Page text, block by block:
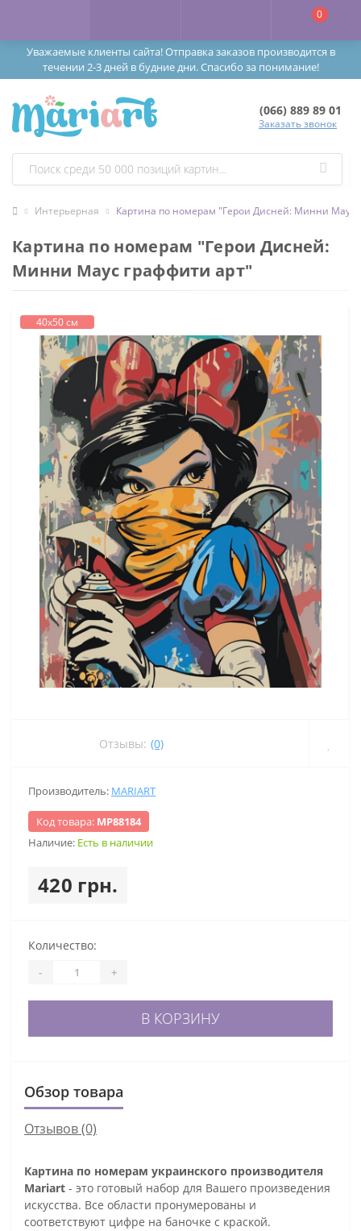
Уважаемые клиенты сайта! Отправка заказов производится в
течении 2-3 дней в будние дни. Спасибо за понимание!
0
(066) 889 89 01
Заказать звонок
Интерьерная Картина по номерам "Герои Дисней: Минни Маус
Картина по номерам "Герои Дисней:
Минни Маус граффити арт"
40х50 см
Отзывы: (0)
Производитель: MARIART
Код товара: МР88184
Наличие: Есть в наличии
420 грн.
Количество:
- +
В КОРЗИНУ
Обзор товара
Отзывов (0)
Картина по номерам украинского производителя
Mariart - это готовый набор для Вашего произведения
искусства. Все области пронумерованы и
соответствуют цифре на баночке с краской.